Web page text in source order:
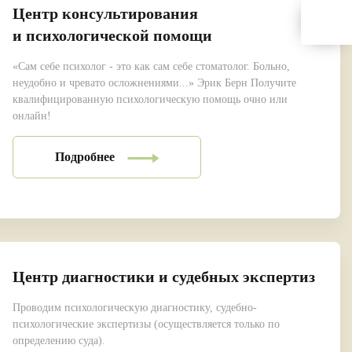
Центр консультирования
и психологической помощи
«Сам себе психолог - это как сам себе стоматолог. Больно,
неудобно и чревато осложнениями...» Эрик Берн Получите
квалифицированную психологическую помощь очно или
онлайн!
Подробнее
Центр диагностики и судебных экспертиз
Проводим психологическую диагностику, судебно-
психологические экспертизы (осуществляется только по
определению суда).